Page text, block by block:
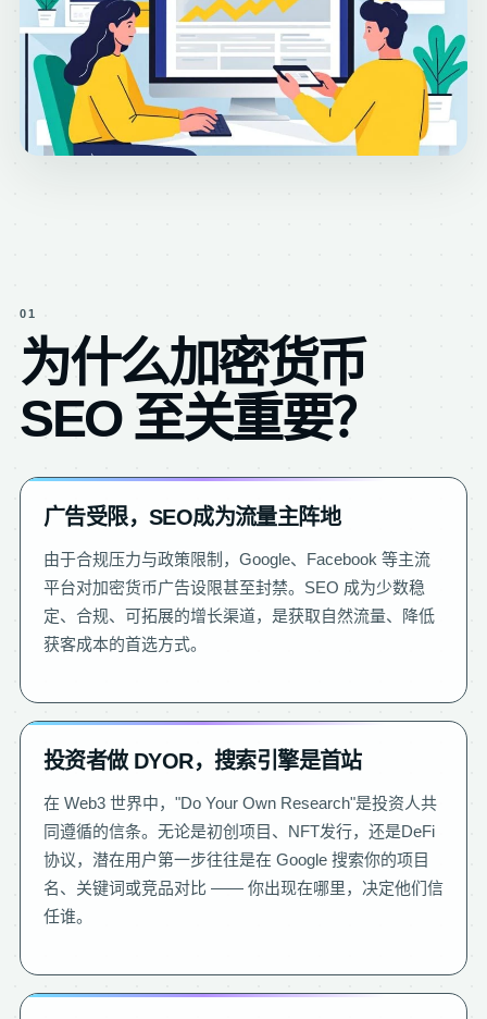
01
为什么加密货币
SEO 至关重要？
广告受限，SEO成为流量主阵地
由于合规压力与政策限制，Google、Facebook 等主流
平台对加密货币广告设限甚至封禁。SEO 成为少数稳
定、合规、可拓展的增长渠道，是获取自然流量、降低
获客成本的首选方式。
投资者做 DYOR，搜索引擎是首站
在 Web3 世界中，"Do Your Own Research"是投资人共
同遵循的信条。无论是初创项目、NFT发行，还是DeFi
协议，潜在用户第一步往往是在 Google 搜索你的项目
名、关键词或竞品对比 —— 你出现在哪里，决定他们信
任谁。